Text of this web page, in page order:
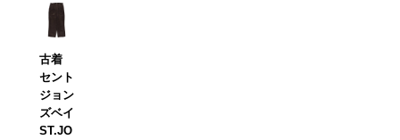
古着
セント
ジョン
ズベイ
ST.JO